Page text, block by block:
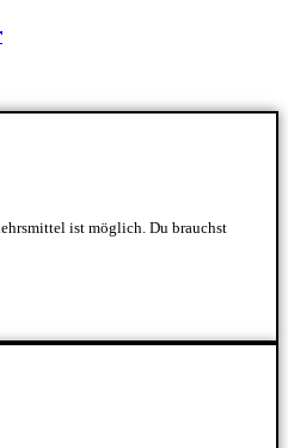
ist möglich. Du brauchst